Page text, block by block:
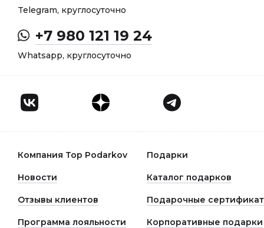
Telegram, круглосуточно
+7 980 121 19 24
Whatsapp, круглосуточно
Компания Top Podarkov Подарки
Новости Каталог подарков
Отзывы клиентов Подарочные
Программа лояльности Корпоративные подарки